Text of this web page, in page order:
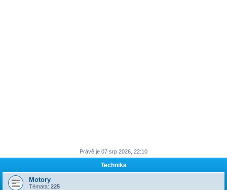
Právě je 07 srp 2026, 22:10
Technika
Motory
Témata: 225